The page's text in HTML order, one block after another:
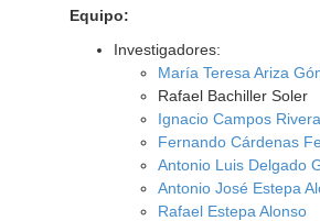
Equipo:
Investigadores:
María Teresa Ariza
Rafael Bachiller Soler
Ignacio Campos Rivera
Fernando Cárdenas
Antonio Luis Delgado
Antonio José Estepa
Rafael Estepa Alonso